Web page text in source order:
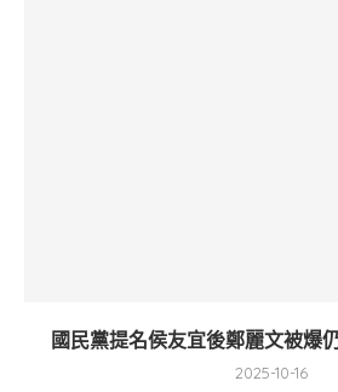
國民黨提名侯友宜後鄭麗文被
2025-10-16